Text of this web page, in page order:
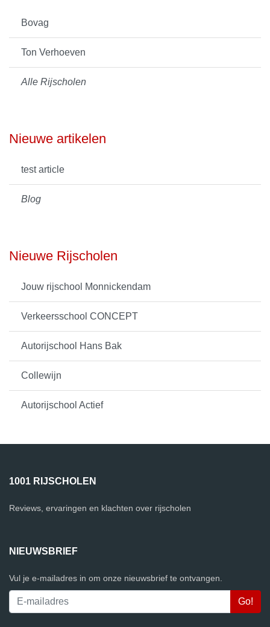
Bovag
Ton Verhoeven
Alle Rijscholen
Nieuwe artikelen
test article
Blog
Nieuwe Rijscholen
Jouw rijschool Monnickendam
Verkeersschool CONCEPT
Autorijschool Hans Bak
Collewijn
Autorijschool Actief
1001 RIJSCHOLEN
Reviews, ervaringen en klachten over rijscholen
NIEUWSBRIEF
Vul je e-mailadres in om onze nieuwsbrief te ontvangen.